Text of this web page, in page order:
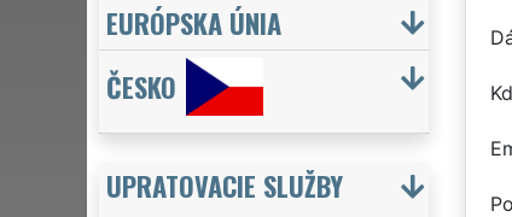
EURÓPSKA ÚNIA
ČESKO
UPRATOVACIE SLUŽBY